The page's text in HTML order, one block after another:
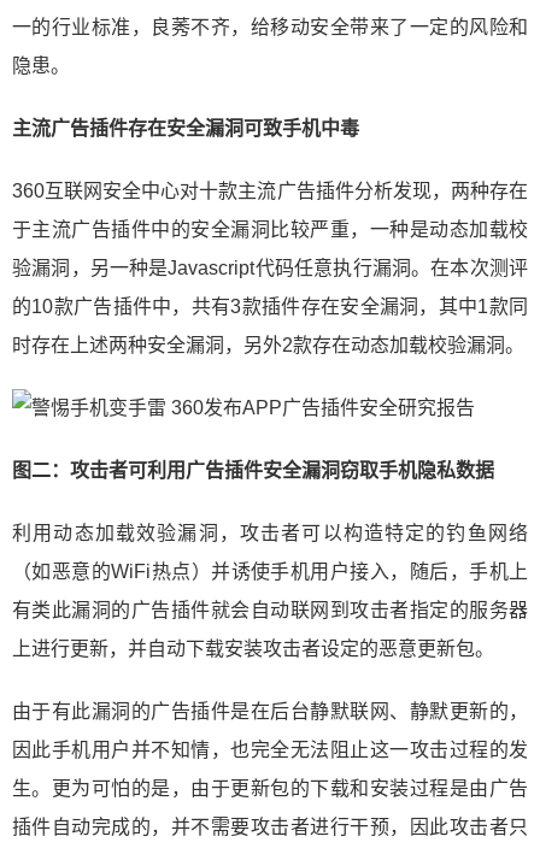
一的行业标准，良莠不齐，给移动安全带来了一定的风险和
隐患。
主流广告插件存在安全漏洞可致手机中毒
360互联网安全中心对十款主流广告插件分析发现，两种存在
于主流广告插件中的安全漏洞比较严重，一种是动态加载校
验漏洞，另一种是Javascript代码任意执行漏洞。在本次测评
的10款广告插件中，共有3款插件存在安全漏洞，其中1款同
时存在上述两种安全漏洞，另外2款存在动态加载校验漏洞。
图二：攻击者可利用广告插件安全漏洞窃取手机隐私数据
利用动态加载效验漏洞，攻击者可以构造特定的钓鱼网络
（如恶意的WiFi热点）并诱使手机用户接入，随后，手机上
有类此漏洞的广告插件就会自动联网到攻击者指定的服务器
上进行更新，并自动下载安装攻击者设定的恶意更新包。
由于有此漏洞的广告插件是在后台静默联网、静默更新的，
因此手机用户并不知情，也完全无法阻止这一攻击过程的发
生。更为可怕的是，由于更新包的下载和安装过程是由广告
插件自动完成的，并不需要攻击者进行干预，因此攻击者只